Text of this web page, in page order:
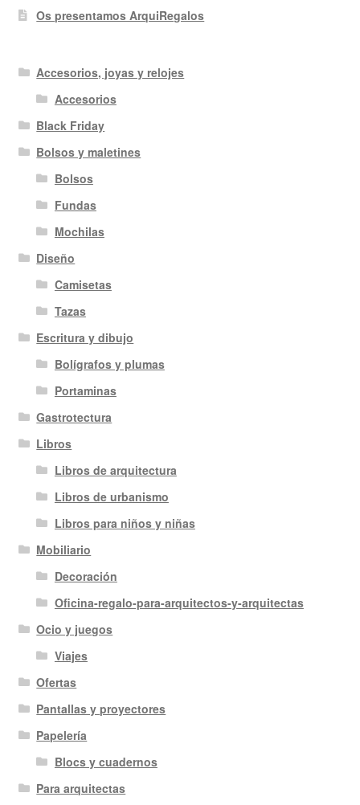
Os presentamos ArquiRegalos
Accesorios, joyas y relojes
Accesorios
Black Friday
Bolsos y maletines
Bolsos
Fundas
Mochilas
Diseño
Camisetas
Tazas
Escritura y dibujo
Bolígrafos y plumas
Portaminas
Gastrotectura
Libros
Libros de arquitectura
Libros de urbanismo
Libros para niños y niñas
Mobiliario
Decoración
Oficina-regalo-para-arquitectos-y-arquitectas
Ocio y juegos
Viajes
Ofertas
Pantallas y proyectores
Papelería
Blocs y cuadernos
Para arquitectas